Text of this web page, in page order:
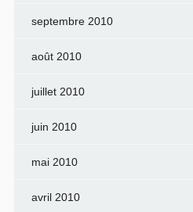
septembre 2010
août 2010
juillet 2010
juin 2010
mai 2010
avril 2010